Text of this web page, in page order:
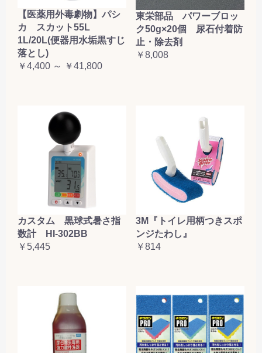
【医薬用外毒劇物】パシ
カ スカット55L
1L/20L(便器用水垢黒すじ
落とし)
￥4,400 ～ ￥41,800
東栄部品 パワーブロッ
ク50g×20個 尿石付着防
止・除去剤
￥8,008
カスタム 黒球式暑さ指
数計 HI-302BB
￥5,445
3M『トイレ用柄つきスポ
ンジたわし』
￥814